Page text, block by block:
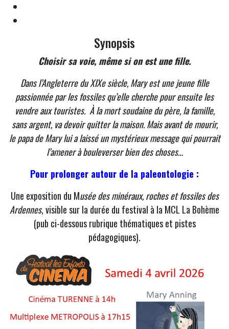
Synopsis
Choisir sa voie, même si on est une fille.
Dans l’Angleterre du XIXe siècle, Mary est une jeune fille
passionnée par les fossiles qu’elle cherche pour ensuite les
vendre aux touristes. À la mort soudaine du père, la famille,
sans argent, va devoir quitter la maison. Mais avant de mourir,
le papa de Mary lui a laissé un mystérieux message qui pourrait
l’amener à bouleverser bien des choses…
Pour prolonger autour de la paleontologie :
Une exposition du Musée des minéraux, roches et fossiles des
Ardennes, visible sur la durée du festival à la MCL La Bohème
(pub ci-dessous rubrique thématiques et pistes
pédagogiques).